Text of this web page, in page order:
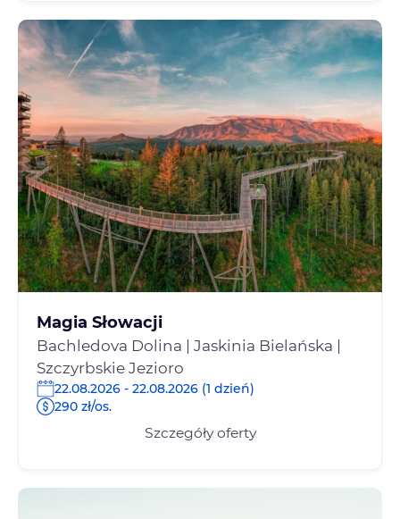
Magia Słowacji
Bachledova Dolina | Jaskinia Bielańska |
Szczyrbskie Jezioro
22.08.2026 - 22.08.2026 (1 dzień)
290 zł/os.
Szczegóły oferty